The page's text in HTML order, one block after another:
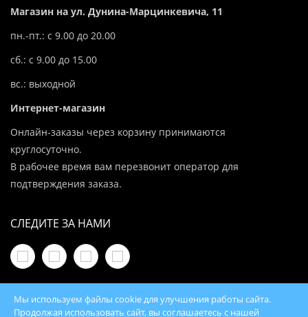
Магазин на ул. Дунина-Марцинкевича, 11
пн.-пт.: с 9.00 до 20.00
сб.: с 9.00 до 15.00
вс.: выходной
Интернет-магазин
Онлайн-заказы через корзину принимаются
круглосуточно.
В рабочее время вам перезвонит оператор для
подтверждения заказа.
СЛЕДИТЕ ЗА НАМИ
Мы используем файлы cookie для улучшения работы сайта.
Продолжая использовать сайт, вы соглашаетесь с нашей